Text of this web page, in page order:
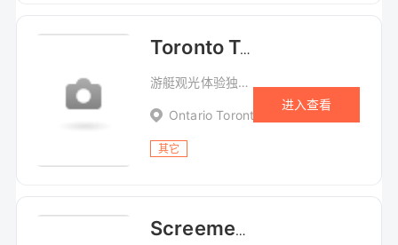
Toronto Tours 多伦多游艇观光
游艇观光体验独特的神话般的多伦多湖上景色
Ontario Toronto 1 Queens Quay East,
其它
进入查看
Screemers 鬼屋 (Hamilton)